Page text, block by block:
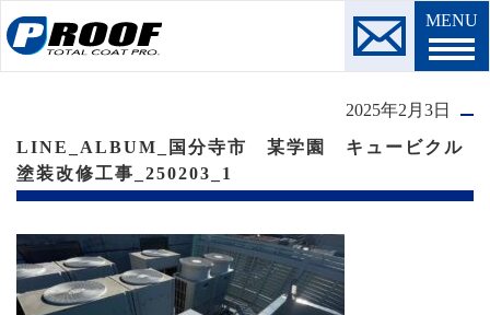
MENU
2025年2月3日
LINE_ALBUM_国分寺市 某学園 キュービクル
塗装改修工事_250203_1